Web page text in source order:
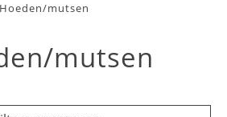
Hoeden/mutsen
mutsen